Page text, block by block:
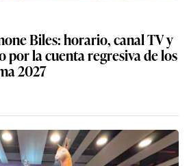
Biles: horario, canal TV y
por la cuenta regresiva de los
2027